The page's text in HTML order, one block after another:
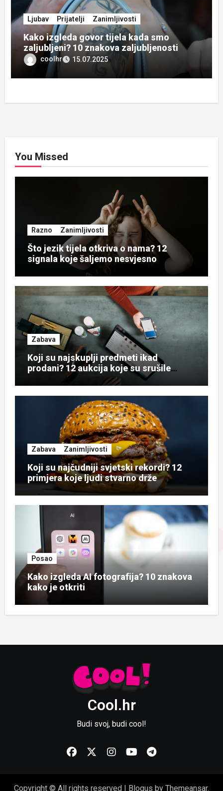
Ljubav Prijatelji Zanimljivosti
Kako izgleda govor tijela kada smo
zaljubljeni? 10 znakova zaljubljenosti
coolhr 15.07.2025
You Missed
Razno Zanimljivosti
Što jezik tijela otkriva o nama? 12
signala koje šaljemo nesvjesno
Zabava
Koji su najskuplji predmeti ikad
prodani? 12 aukcija koje su srušile
Zabava Zanimljivosti
Koji su najčudniji svjetski rekordi? 12
primjera koje ljudi stvarno drže
Posao
Kako izgleda AI fotografija? 10 znakova
kako je otkriti
Cool.hr
Budi svoj, budi cool!
Copyright © All rights reserved Blogus by Themeansar.